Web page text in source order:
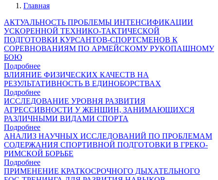
Строка
навигации
Главная
АКТУАЛЬНОСТЬ ПРОБЛЕМЫ ИНТЕНСИФИКАЦИИ
УСКОРЕННОЙ ТЕХНИКО-ТАКТИЧЕСКОЙ
ПОДГОТОВКИ КУРСАНТОВ-СПОРТСМЕНОВ К
СОРЕВНОВАНИЯМ ПО АРМЕЙСКОМУ РУКОПАШНОМУ
БОЮ
Подробнее
ВЛИЯНИЕ ФИЗИЧЕСКИХ КАЧЕСТВ НА
РЕЗУЛЬТАТИВНОСТЬ В ЕДИНОБОРСТВАХ
Подробнее
ИССЛЕДОВАНИЕ УРОВНЯ РАЗВИТИЯ
АГРЕССИВНОСТИ У ЖЕНЩИН, ЗАНИМАЮЩИХСЯ
РАЗЛИЧНЫМИ ВИДАМИ СПОРТА
Подробнее
АНАЛИЗ НАУЧНЫХ ИССЛЕДОВАНИЙ ПО ПРОБЛЕМАМ
СОДЕРЖАНИЯ СПОРТИВНОЙ ПОДГОТОВКИ В ГРЕКО-
РИМСКОЙ БОРЬБЕ
Подробнее
ПРИМЕНЕНИЕ КРАТКОСРОЧНОГО ДЫХАТЕЛЬНОГО